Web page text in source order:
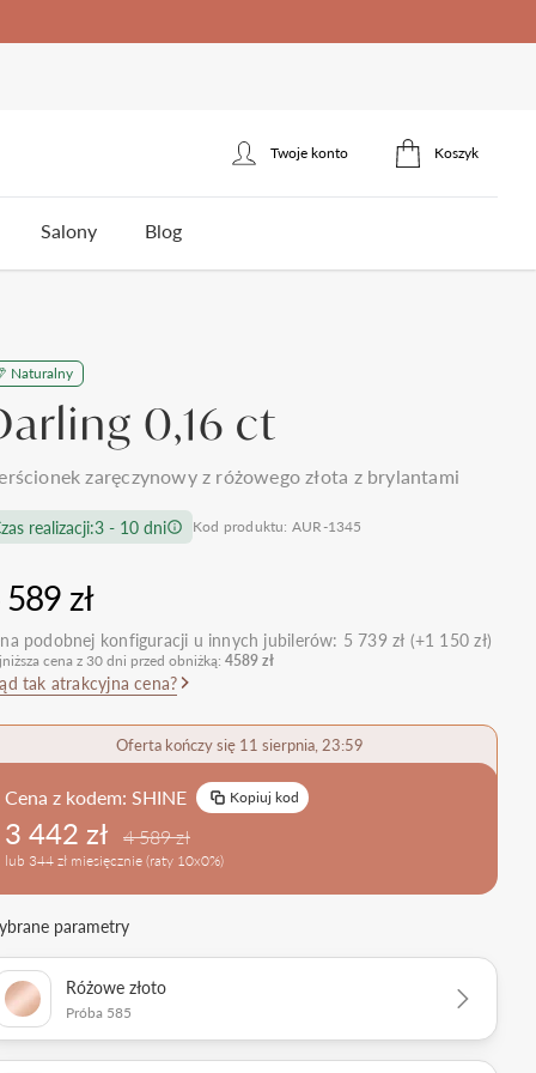
Twoje konto Koszyk
jednokamieniowe
trójkamieniowe
organiczny
klasyczne
obrączkowe
dostawki
Zobacz wszystkie >
do 2000zł
do 5000zł
>
nowoczesne
nietypowe
Obrączki Ślubne
Sprawdź bestsellery
Zobacz trendy
zaręczynowy
Kontakt
Salony Blog
wesela i ślubu Polecane produkty
Naturalny
0,16 ct
zaręczynowy z różowego złota z brylantami
realizacji:3 - 10 dni Kod produktu: AUR-1345
zł
podobnej konfiguracji u innych jubilerów: 5 739 zł (+1 150 zł)
cena z 30 dni przed obniżką: 4589 zł
tak atrakcyjna cena?
Oferta kończy się 11 sierpnia, 23:59
Cena z kodem: SHINE Kopiuj kod
3 442 zł 4 589 zł
lub 344 zł miesięcznie (raty 10x0%)
parametry
Różowe złoto
Próba 585